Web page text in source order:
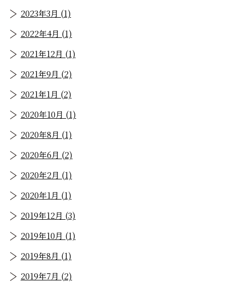
2023年3月 (1)
2022年4月 (1)
2021年12月 (1)
2021年9月 (2)
2021年1月 (2)
2020年10月 (1)
2020年8月 (1)
2020年6月 (2)
2020年2月 (1)
2020年1月 (1)
2019年12月 (3)
2019年10月 (1)
2019年8月 (1)
2019年7月 (2)